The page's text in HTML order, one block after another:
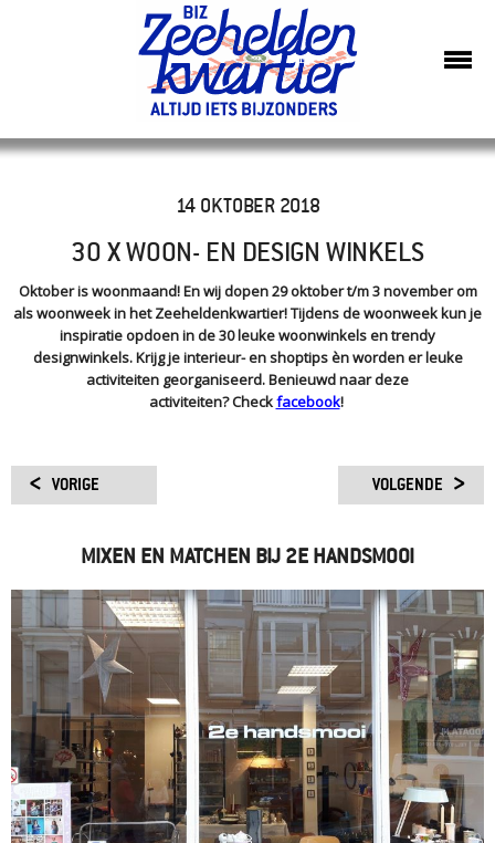
14 OKTOBER 2018
30 X WOON- EN DESIGN WINKELS
Oktober is woonmaand! En wij dopen 29 oktober t/m 3 november om
als woonweek in het Zeeheldenkwartier! Tijdens de woonweek kun je
inspiratie opdoen in de 30 leuke woonwinkels en trendy
designwinkels. Krijg je interieur- en shoptips èn worden er leuke
activiteiten georganiseerd. Benieuwd naar deze
activiteiten? Checkfacebook!
VORIGE VOLGENDE
MIXEN EN MATCHEN BIJ 2E HANDSMOOI